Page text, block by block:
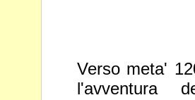
Verso meta'
l'avventura